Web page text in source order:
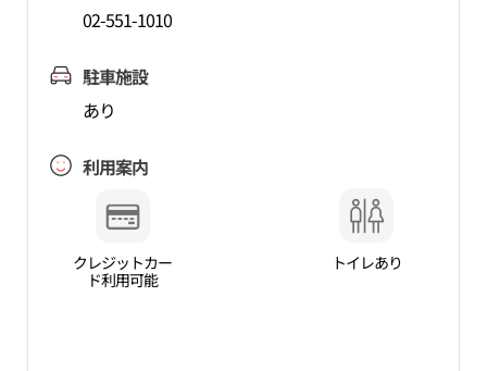
02-551-1010
駐車施設
あり
利用案内
クレジットカー
ド利用可能
トイレあり